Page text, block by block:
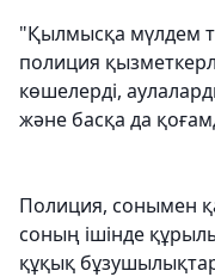
"Қылмысқа мүлдем
полиция
көшелерді,
және басқа да
Полиция, сонымен
соның ішінде
құқық